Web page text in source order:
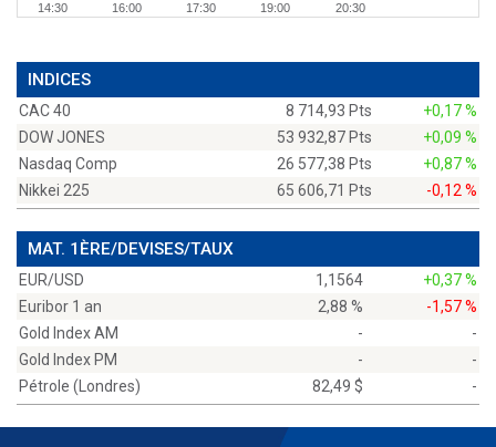
14:30 16:00 17:30 19:00 20:30
INDICES
CAC 40 8 714,93 Pts
+0,17 %
DOW JONES
53 932,87 Pts
+0,09 %
Nasdaq Comp
26 577,38 Pts
+0,87 %
Nikkei 225
65 606,71 Pts -0,12 %
MAT. 1ÈRE/DEVISES/TAUX
EUR/USD 1,1564
+0,37 %
Euribor 1 an
2,88 %
-1,57 %
Gold Index AM
-
-
Gold Index PM
-
-
Pétrole (Londres)
82,49 $ -